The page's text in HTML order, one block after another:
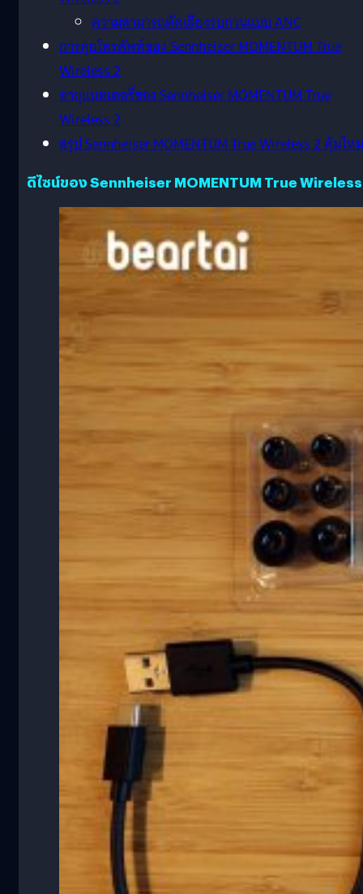
ความสามารถตัดเสียงรบกวนแบบ ANC
การคุยโทรศัพท์ของ Sennheiser MOMENTUM True
Wireless 2
อายุแบตเตอรี่ของ Sennheiser MOMENTUM True
Wireless 2
สรุป Sennheiser MOMENTUM True Wireless 2 คุ้มไหม
ดีไซน์ของ Sennheiser MOMENTUM True